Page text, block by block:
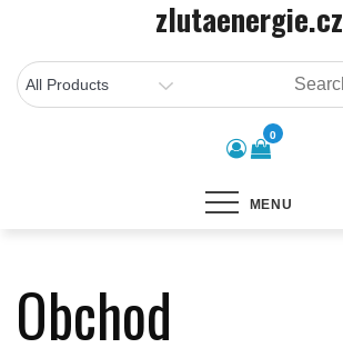
content
zlutaenergie.cz
0
MENU
Obchod